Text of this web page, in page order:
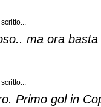
ma ora
Primo gol in